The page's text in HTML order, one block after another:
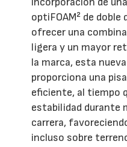
optiFOAM² de doble
ofrecer una
ligera y un mayor
la marca, esta
proporciona una
eficiente, al tiempo
estabilidad durante
carrera,
incluso sobre